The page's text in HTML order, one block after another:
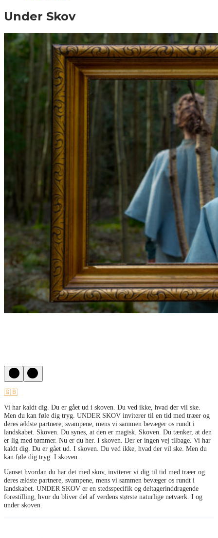
Under Skov
🇬🇧
Vi har kaldt dig. Du er gået ud i skoven. Du ved ikke, hvad der vil ske.
Men du kan føle dig tryg. UNDER SKOV inviterer til en tid med træer og
deres ældste partnere, svampene, mens vi sammen bevæger os rundt i
landskabet. Skoven. Du synes, at den er magisk. Skoven. Du tænker, at den
er lig med tømmer. Nu er du her. I skoven. Der er ingen vej tilbage. Vi har
kaldt dig. Du er gået ud. I skoven. Du ved ikke, hvad der vil ske. Men du
kan føle dig tryg. I skoven.
Uanset hvordan du har det med skov, inviterer vi dig til tid med træer og
deres ældste partnere, svampene, mens vi sammen bevæger os rundt i
landskabet. UNDER SKOV er en stedsspecifik og deltagerinddragende
forestilling, hvor du bliver del af verdens største naturlige netværk. I og
under skoven.